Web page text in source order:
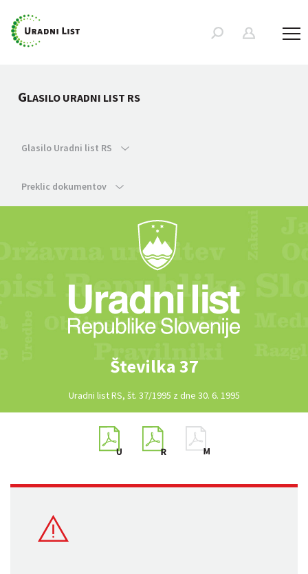
GLASILO URADNI LIST RS
Glasilo Uradni list RS
Preklic dokumentov
Številka 37
Uradni list RS, št. 37/1995 z dne 30. 6. 1995